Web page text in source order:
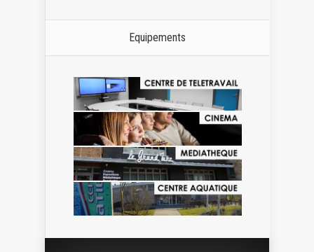
Equipements